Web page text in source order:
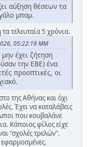
αύξηση θέσεων τα
μπαμ.
τελευταία 5 χρόνια.
05:22:19 ΜΜ
έχει ζήτηση
την ΕΒΕ) ένα
προοπτικές, οι
της Αθήνας και όχι
Έχει να καταλάβεις
που κουβαλάνε
Κάποιος φίλος είχε
"σχολές τρελών".
εφαρμοσμένες.